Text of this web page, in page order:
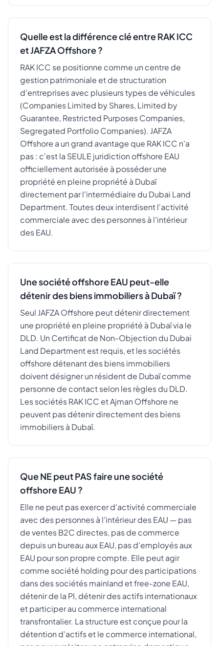
Quelle est la différence clé entre RAK ICC
et JAFZA Offshore ?
RAK ICC se positionne comme un centre de
gestion patrimoniale et de structuration
d'entreprises avec plusieurs types de véhicules
(Companies Limited by Shares, Limited by
Guarantee, Restricted Purposes Companies,
Segregated Portfolio Companies). JAFZA
Offshore a un grand avantage que RAK ICC n'a
pas : c'est la SEULE juridiction offshore EAU
officiellement autorisée à posséder une
propriété en pleine propriété à Dubaï
directement par l'intermédiaire du Dubai Land
Department. Toutes deux interdisent l'activité
commerciale avec des personnes à l'intérieur
des EAU.
Une société offshore EAU peut-elle
détenir des biens immobiliers à Dubaï ?
Seul JAFZA Offshore peut détenir directement
une propriété en pleine propriété à Dubaï via le
DLD. Un Certificat de Non-Objection du Dubai
Land Department est requis, et les sociétés
offshore détenant des biens immobiliers
doivent désigner un résident de Dubaï comme
personne de contact selon les règles du DLD.
Les sociétés RAK ICC et Ajman Offshore ne
peuvent pas détenir directement des biens
immobiliers à Dubaï.
Que NE peut PAS faire une société
offshore EAU ?
Elle ne peut pas exercer d'activité commerciale
avec des personnes à l'intérieur des EAU — pas
de ventes B2C directes, pas de commerce
depuis un bureau aux EAU, pas d'employés aux
EAU pour son propre compte. Elle peut agir
comme société holding pour des participations
dans des sociétés mainland et free-zone EAU,
détenir de la PI, détenir des actifs internationaux
et participer au commerce international
transfrontalier. La structure est conçue pour la
détention d'actifs et le commerce international,